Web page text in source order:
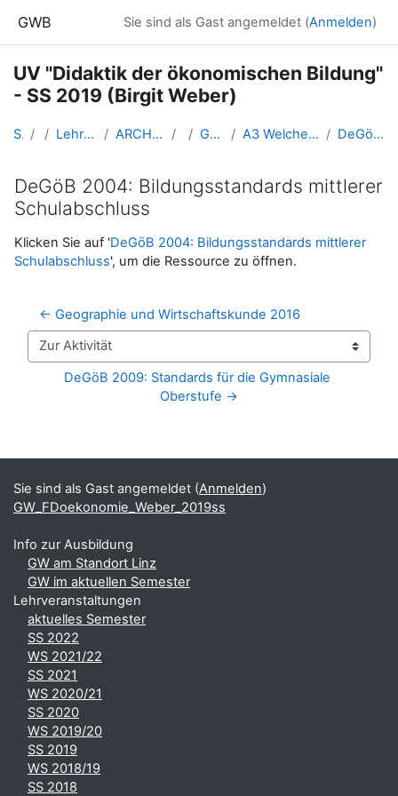
GWB Sie sind als Gast angemeldet (Anmelden)
UV "Didaktik der ökonomischen Bildung"
- SS 2019 (Birgit Weber)
Startseite Kurse Lehramtsausbildung GW im Cluster Österreich Mitte ARCHIV - Lehrveranstaltungen am Standort Linz - seit 2016 SS 2019
GW_FDoekonomie_Weber_2019ss A3 Welche Ziele soll ökonomische Bildung verfolgen und welche Kompetenzen fördern? DeGöB 2004: Bildungsstandards mittlerer Schulabschluss
DeGöB 2004: Bildungsstandards mittlerer
Schulabschluss
Abschlussbedingungen
Klicken Sie auf 'DeGöB 2004: Bildungsstandards mittlerer
Schulabschluss', um die Ressource zu öffnen.
← Geographie und Wirtschaftskunde 2016
Zur Aktivität
DeGöB 2009: Standards für die Gymnasiale
Oberstufe →
Ergänzungsblöcke
Sie sind als Gast angemeldet (Anmelden)
GW_FDoekonomie_Weber_2019ss
Info zur Ausbildung
GW am Standort Linz
GW im aktuellen Semester
Lehrveranstaltungen
aktuelles Semester
SS 2022
WS 2021/22
SS 2021
WS 2020/21
SS 2020
WS 2019/20
SS 2019
WS 2018/19
SS 2018